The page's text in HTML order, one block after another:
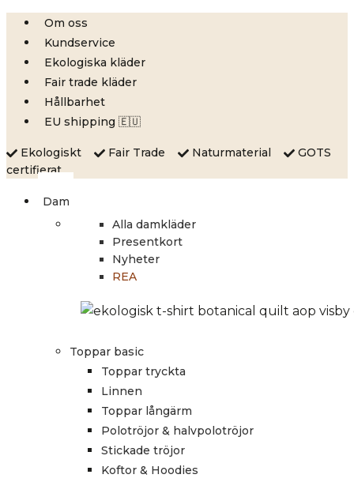
Skip
content
Om oss
Kundservice
Ekologiska kläder
Fair trade kläder
Hållbarhet
EU shipping 🇪🇺
Ekologiskt Fair Trade Naturmaterial
GOTS
certifierat
Dam
Alla damkläder
Presentkort
Nyheter
REA
Toppar basic
Toppar tryckta
Linnen
Toppar långärm
Polotröjor & halvpolotröjor
Stickade tröjor
Koftor & Hoodies